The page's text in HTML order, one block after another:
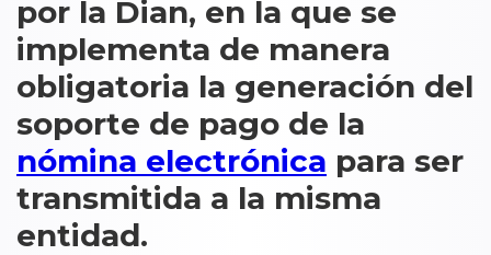
por la Dian, en la que se
implementa de manera
obligatoria la generación del
soporte de pago de la
nómina electrónica para ser
transmitida a la misma
entidad.